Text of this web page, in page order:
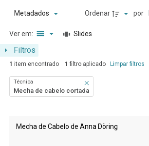
Filtros
Metadados Ordenar por
Ver em: Slides
1 item encontrado 1 filtro aplicado Limpar filtros
Técnica
Mecha de cabelo cortada
Resultados da lista de itens
Mecha de Cabelo de Anna Döring